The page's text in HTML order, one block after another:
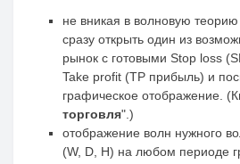
не вникая в волновую
сразу открыть один из
рынок с готовыми Stop loss
Take profit (TP прибыль) и
графическое отображение.
торговля".)
отображение волн нужного
(W, D, H) на любом периоде